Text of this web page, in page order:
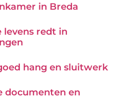
in Breda
levens redt in
hang en sluitwerk
documenten en